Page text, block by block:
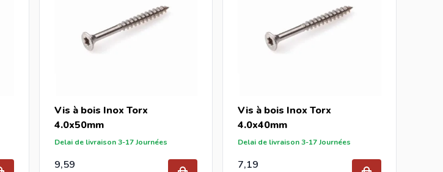
Vis à bois Inox Torx
4.0x50mm
Delai de livraison 3-17 Journées
9,59
Vis à bois Inox Torx
4.0x40mm
Delai de livraison 3-17 Journées
7,19